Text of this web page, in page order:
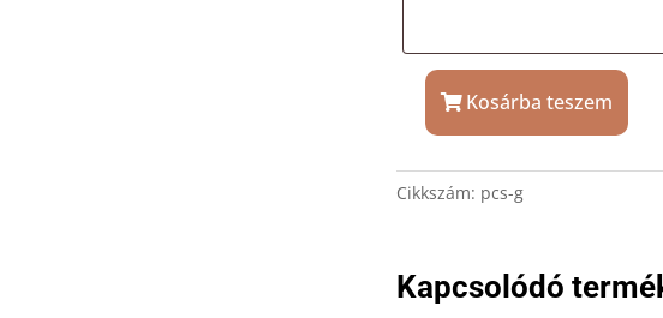
Golyós
pénzcsipesz
ajándék
Kosárba teszem
Cikkszám: pcs-g
Kapcsolódó